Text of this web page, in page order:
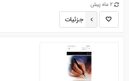
2 ماه پیش
جزئیات